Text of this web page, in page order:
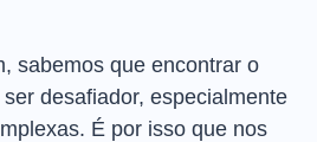
sabemos que encontrar o
desafiador, especialmente
É por isso que nos